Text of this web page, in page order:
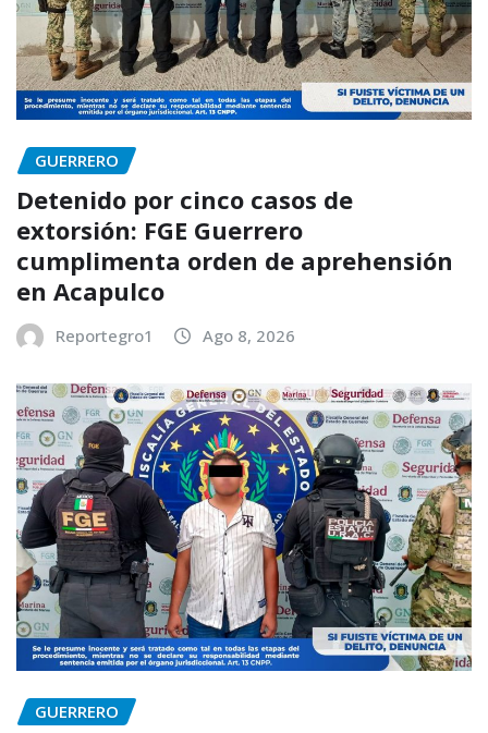
GUERRERO
Detenido por cinco casos de
extorsión: FGE Guerrero
cumplimenta orden de aprehensión
en Acapulco
Reportegro1 Ago 8, 2026
GUERRERO